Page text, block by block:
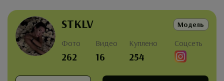
STKLV Модель
Фото
262
Видео
16
Куплено
254
Соцсеть